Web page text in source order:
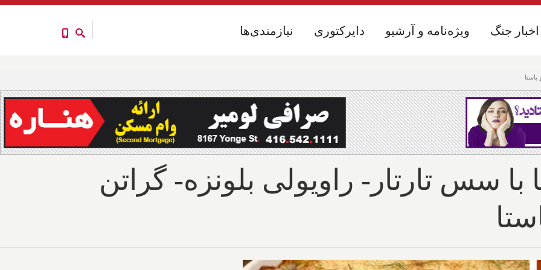
نیازمندی‌ها دایرکتوری ویژه‌نامه و آرشیو اخبار جنگ نیازمندی‌ها دایرکتوری ویژه‌نامه و آرشیو اخبار جنگ
با سس تارتار- راویولی بلونزه- گراتن